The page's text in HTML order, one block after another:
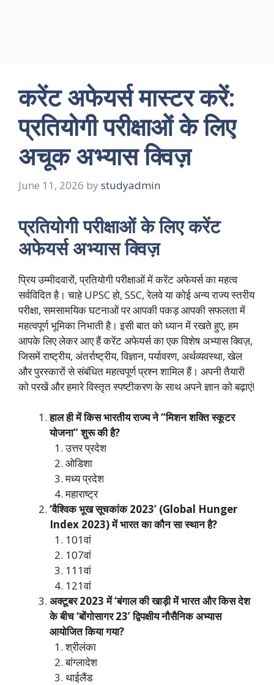
करेंट अफेयर्स मास्टर करें:
प्रतियोगी परीक्षाओं के लिए
अचूक अभ्यास क्विज़
June 11, 2026 by studyadmin
प्रतियोगी परीक्षाओं के लिए करेंट
अफेयर्स अभ्यास क्विज़
प्रिय उम्मीदवारों, प्रतियोगी परीक्षाओं में करेंट अफेयर्स का महत्व
सर्वविदित है। चाहे UPSC हो, SSC, रेलवे या कोई अन्य राज्य स्तरीय
परीक्षा, समसामयिक घटनाओं पर आपकी पकड़ आपकी सफलता में
महत्वपूर्ण भूमिका निभाती है। इसी बात को ध्यान में रखते हुए, हम
आपके लिए लेकर आए हैं करेंट अफेयर्स का एक विशेष अभ्यास क्विज़,
जिसमें राष्ट्रीय, अंतर्राष्ट्रीय, विज्ञान, पर्यावरण, अर्थव्यवस्था, खेल
और पुरस्कारों से संबंधित महत्वपूर्ण प्रश्न शामिल हैं। अपनी तैयारी
को परखें और हमारे विस्तृत स्पष्टीकरण के साथ अपने ज्ञान को बढ़ाएं!
हाल ही में किस भारतीय राज्य ने “मिशन शक्ति स्कूटर
योजना” शुरू की है?
उत्तर प्रदेश
ओडिशा
मध्य प्रदेश
महाराष्ट्र
‘वैश्विक भूख सूचकांक 2023’ (Global Hunger
Index 2023) में भारत का कौन सा स्थान है?
101वां
107वां
111वां
121वां
अक्टूबर 2023 में ‘बंगाल की खाड़ी में भारत और किस देश
के बीच ‘बोंगोसागर 23’ द्विपक्षीय नौसैनिक अभ्यास
आयोजित किया गया?
श्रीलंका
बांग्लादेश
थाईलैंड